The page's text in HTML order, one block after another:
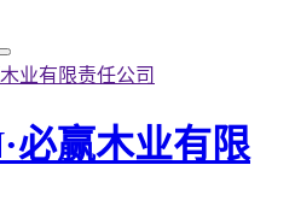
业有限责任公司